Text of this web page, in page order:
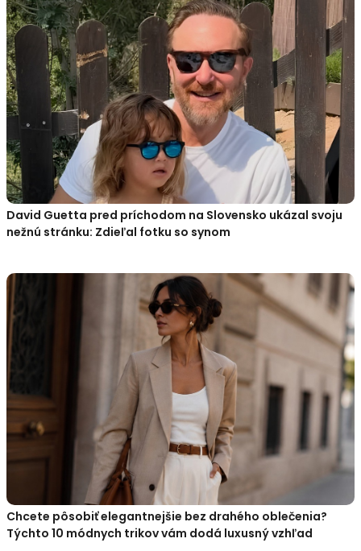
David Guetta pred príchodom na Slovensko ukázal svoju
nežnú stránku: Zdieľal fotku so synom
Chcete pôsobiť elegantnejšie bez drahého oblečenia?
Týchto 10 módnych trikov vám dodá luxusný vzhľad